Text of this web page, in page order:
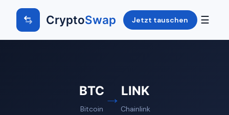
CryptoSwap Jetzt tauschen ☰
BTC
Bitcoin
→ LINK
Chainlink